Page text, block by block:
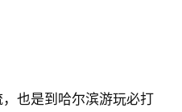
也是到哈尔滨游玩必打